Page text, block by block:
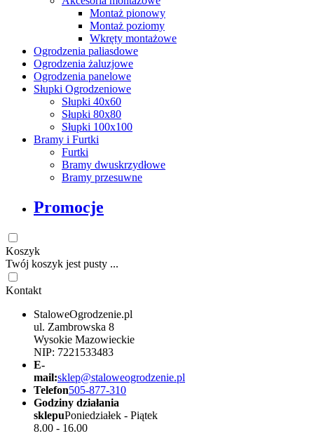
Montaż pionowy
Montaż poziomy
Wkręty montażowe
Ogrodzenia paliasdowe
Ogrodzenia żaluzjowe
Ogrodzenia panelowe
Słupki Ogrodzeniowe
Słupki 40x60
Słupki 80x80
Słupki 100x100
Bramy i Furtki
Furtki
Bramy dwuskrzydłowe
Bramy przesuwne
Promocje
Koszyk
Twój koszyk jest pusty ...
Kontakt
StaloweOgrodzenie.pl
ul. Zambrowska 8
Wysokie Mazowieckie
NIP: 7221533483
E-
mail:sklep@staloweogrodzenie.pl
Telefon505-877-310
Godziny działania
sklepuPoniedziałek - Piątek
8.00 - 16.00